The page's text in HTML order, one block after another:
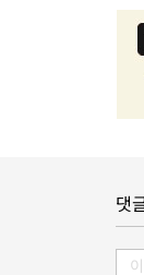
댓